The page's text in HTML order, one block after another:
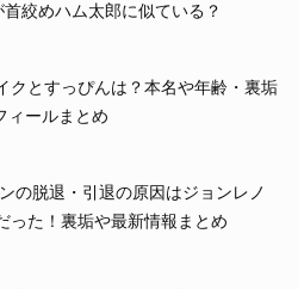
絞めハム太郎に似ている？
クとすっぴんは？本名や年齢・裏垢
ィールまとめ
の脱退・引退の原因はジョンレノ
った！裏垢や最新情報まとめ